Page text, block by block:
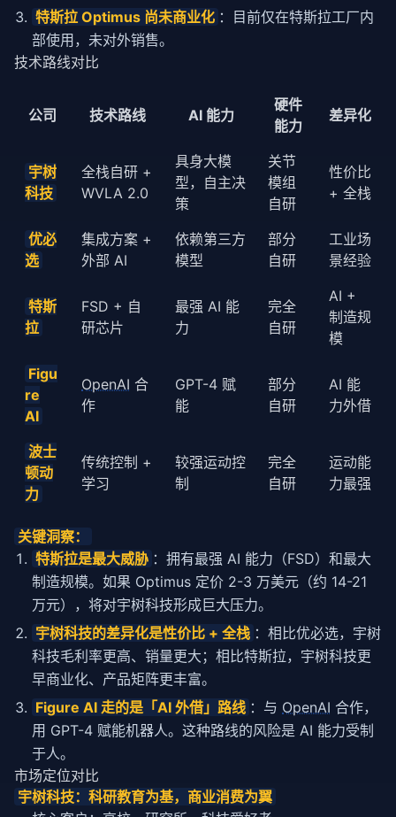
    model.autonomous_task(
"整理会议室", robot)
# 输出：
# ✅ 任务完成: 整理会议室
# - 识别到 1 台笔记本电脑 → 放置在书架
特斯拉 Optimus 尚未商业化 ：目前仅在特斯拉工厂内
部使用，未对外销售。
技术路线对比
公司 技术路线 AI 能力
硬件
能力
差异化
宇树
科技
全栈自研 +
WVLA 2.0
具身大模
型，自主决
策
关节
模组
自研
性价比
+ 全栈
优必
选
集成方案 +
外部 AI
依赖第三方
模型
部分
自研
工业场
景经验
特斯
拉
FSD + 自
研芯片
最强 AI 能
力
完全
自研
AI +
制造规
模
Figu
re
AI
OpenAI 合
作
GPT-4 赋
能
部分
自研
AI 能
力外借
波士
顿动
力
传统控制 +
学习
较强运动控
制
完全
自研
运动能
力最强
关键洞察：
特斯拉是最大威胁 ：拥有最强 AI 能力（FSD）和最大
制造规模。如果 Optimus 定价 2-3 万美元（约 14-21
万元），将对宇树科技形成巨大压力。
宇树科技的差异化是性价比 + 全栈 ：相比优必选，宇树
科技毛利率更高、销量更大；相比特斯拉，宇树科技更
早商业化、产品矩阵更丰富。
Figure AI 走的是「AI 外借」路线 ：与 OpenAI 合作，
用 GPT-4 赋能机器人。这种路线的风险是 AI 能力受制
于人。
市场定位对比
宇树科技：科研教育为基，商业消费为翼